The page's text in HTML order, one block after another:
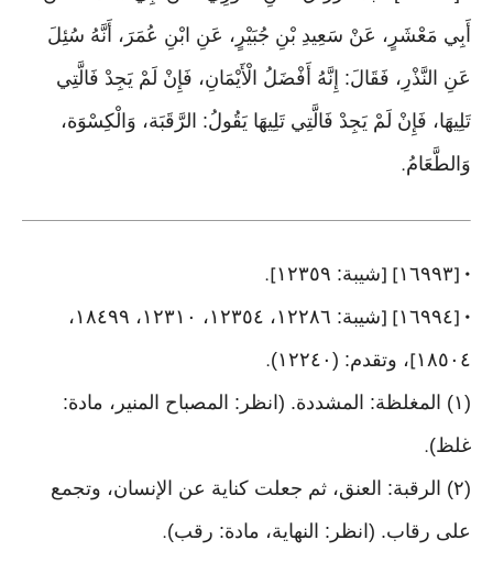
أَبِي مَعْشَرٍ، عَنْ سَعِيدِ بْنِ جُبَيْرٍ، عَنِ ابْنِ عُمَرَ، أَنَّهُ سُئِلَ
عَنِ النَّذْرِ، فَقَالَ: إِنَّهُ أَفْضَلُ الْأَيْمَانِ، فَإِنْ لَمْ يَجِدْ فَالَّتِي
تَلِيهَا، فَإِنْ لَمْ يَجِدْ فَالَّتِي تَلِيهَا يَقُولُ: الرَّقَبَة، وَالْكِسْوَة،
وَالطَّعَامُ.
• [١٦٩٩٣] [شيبة: ١٢٣٥٩ ].
• [١٦٩٩٤] [
شيبة: ١٢٢٨٦، ١٢٣٥٤، ١٢٣١٠، ١٨٤٩٩،
١٨٥٠٤] ، وتقدم: (١٢٢٤٠) .
(١) المغلظة: المشددة. (انظر: المصباح المنير، مادة:
غلظ).
(٢) الرقبة: العنق، ثم جعلت كناية عن الإنسان، وتجمع
على رقاب. (انظر: النهاية، مادة: رقب).